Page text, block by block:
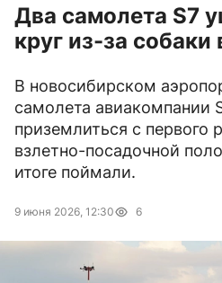
Два самолета S7
круг из-за собаки
В новосибирском
самолета авиакомпании
приземлиться с первого
взлетно-посадочной
итоге поймали.
9 июня 2026, 12:30 6